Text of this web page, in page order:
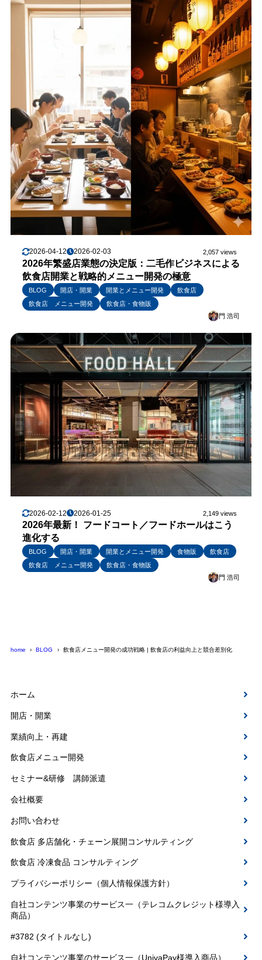
2026-04-12 2026-02-03 2,057 views
2026年繁盛店業態の決定版：二毛作ビジネスによる
飲食店開業と戦略的メニュー開発の極意
BLOG 開店・開業 開業とメニュー開発
飲食店
飲食店 メニュー開発
飲食店・食物販
門 浩司
2026-02-12 2026-01-25 2,149 views
2026年最新！ フードコート／フードホールはこう
進化する
BLOG 開店・開業 開業とメニュー開発 食物販
飲食店
飲食店 メニュー開発
飲食店・食物販
門 浩司
home BLOG 飲食店メニュー開発の成功戦略 | 飲食店の利益向上と競合差別化
ホーム
開店・開業
業績向上・再建
飲食店メニュー開発
セミナー&研修 講師派遣
会社概要
お問い合わせ
飲食店 多店舗化・チェーン展開コンサルティング
飲食店 冷凍食品 コンサルティング
プライバシーポリシー（個人情報保護方針）
自社コンテンツ事業のサービス一（テレコムクレジット様導入
商品）
#3782 (タイトルなし)
自社コンテンツ事業のサービス一（UnivaPay様導入商品）